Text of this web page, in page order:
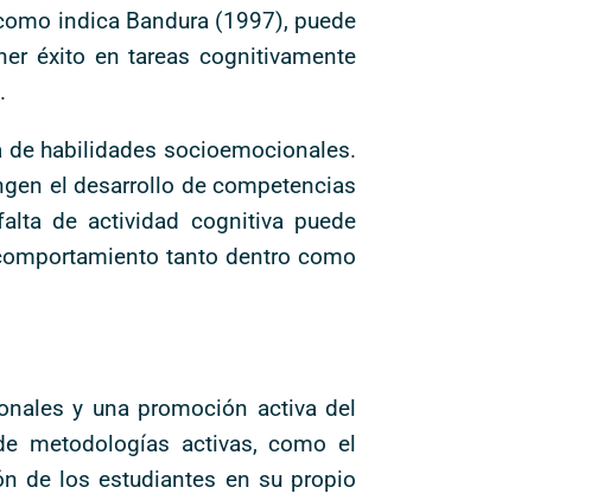
indica Bandura (1997), puede
éxito en tareas cognitivamente
habilidades socioemocionales.
el desarrollo de competencias
de actividad cognitiva puede
tanto dentro como
y una promoción activa del
metodologías activas, como el
de los estudiantes en su propio